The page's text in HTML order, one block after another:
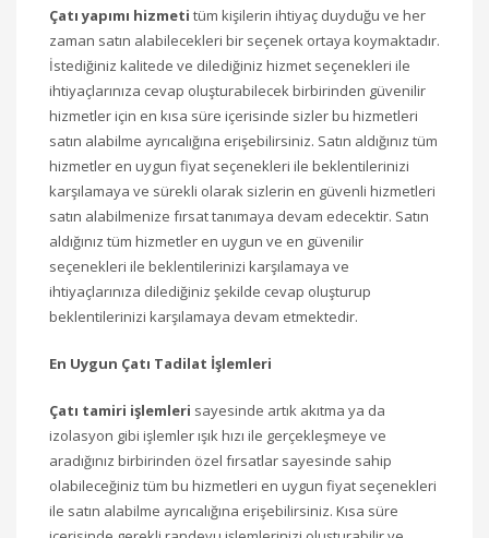
Çatı yapımı hizmeti tüm kişilerin ihtiyaç duyduğu ve her
zaman satın alabilecekleri bir seçenek ortaya koymaktadır.
İstediğiniz kalitede ve dilediğiniz hizmet seçenekleri ile
ihtiyaçlarınıza cevap oluşturabilecek birbirinden güvenilir
hizmetler için en kısa süre içerisinde sizler bu hizmetleri
satın alabilme ayrıcalığına erişebilirsiniz. Satın aldığınız tüm
hizmetler en uygun fiyat seçenekleri ile beklentilerinizi
karşılamaya ve sürekli olarak sizlerin en güvenli hizmetleri
satın alabilmenize fırsat tanımaya devam edecektir. Satın
aldığınız tüm hizmetler en uygun ve en güvenilir
seçenekleri ile beklentilerinizi karşılamaya ve
ihtiyaçlarınıza dilediğiniz şekilde cevap oluşturup
beklentilerinizi karşılamaya devam etmektedir.
En Uygun Çatı Tadilat İşlemleri
Çatı tamiri işlemleri sayesinde artık akıtma ya da
izolasyon gibi işlemler ışık hızı ile gerçekleşmeye ve
aradığınız birbirinden özel fırsatlar sayesinde sahip
olabileceğiniz tüm bu hizmetleri en uygun fiyat seçenekleri
ile satın alabilme ayrıcalığına erişebilirsiniz. Kısa süre